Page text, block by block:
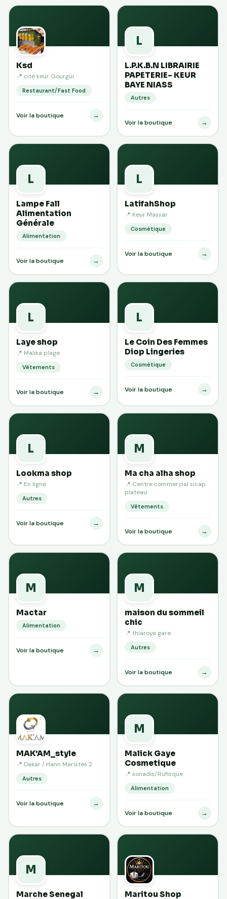
Ksd
📍 cité keur Gourgui
Restaurant/Fast Food
Voir la boutique →
L
L.P.K.B.N LIBRAIRIE
PAPETERIE- KEUR
BAYE NIASS
Autres
Voir la boutique →
L
Lampe Fall
Alimentation
Générale
Alimentation
Voir la boutique →
L
LatifahShop
📍 Keur Massar
Cosmétique
Voir la boutique →
L
Laye shop
📍 Malika plage
Vêtements
Voir la boutique →
L
Le Coin Des Femmes
Diop Lingeries
Cosmétique
Voir la boutique →
L
Lookma shop
📍 En ligne
Autres
Voir la boutique →
M
Ma cha alha shop
📍 Centre commercial sicap
plateau
Vêtements
Voir la boutique →
M
Mactar
Alimentation
Voir la boutique →
M
maison du sommeil
chic
📍 thiaroye gare
Autres
Voir la boutique →
MAK’AM_style
📍 Dakar / Hann Maristes 2
Autres
Voir la boutique →
M
Malick Gaye
Cosmetique
📍 sonadis/Rufisque
Alimentation
Voir la boutique →
M
Marche Senegal Maritou Shop